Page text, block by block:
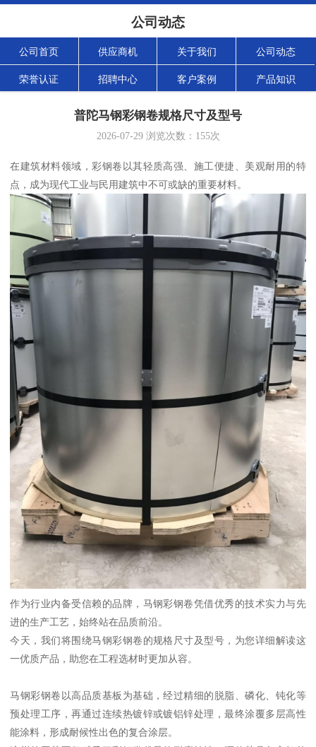
公司动态
公司首页 供应商机 关于我们 公司动态
荣誉认证 招聘中心 客户案例 产品知识
普陀马钢彩钢卷规格尺寸及型号
2026-07-29浏览次数： 155次
在建筑材料领域，彩钢卷以其轻质高强、施工便捷、美观耐用的特
点，成为现代工业与民用建筑中不可或缺的重要材料。
作为行业内备受信赖的品牌，马钢彩钢卷凭借优秀的技术实力与先
进的生产工艺，始终站在品质前沿。
今天，我们将围绕马钢彩钢卷的规格尺寸及型号，为您详细解读这
一优质产品，助您在工程选材时更加从容。
马钢彩钢卷以高品质基板为基础，经过精细的脱脂、磷化、钝化等
预处理工序，再通过连续热镀锌或镀铝锌处理，最终涂覆多层高性
能涂料，形成耐候性出色的复合涂层。